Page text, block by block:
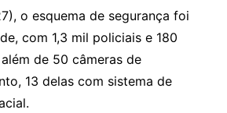
o esquema de segurança foi
com 1,3 mil policiais e 180
de 50 câmeras de
13 delas com sistema de